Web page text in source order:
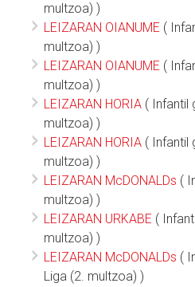
multzoa) )
LEIZARAN OIANUME (
multzoa) )
LEIZARAN OIANUME (
multzoa) )
LEIZARAN HORIA ( Infantil
multzoa) )
LEIZARAN HORIA ( Infantil
multzoa) )
LEIZARAN McDONALDs (
multzoa) )
LEIZARAN URKABE (
multzoa) )
LEIZARAN McDONALDs (
Liga (2. multzoa) )